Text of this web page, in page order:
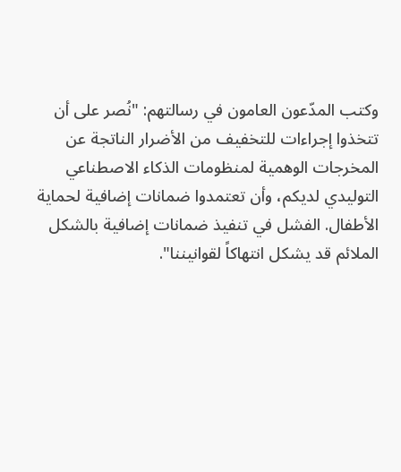
وكتب المدّعون العامون في رسالتهم: "نُصر على أن
تتخذوا إجراءات للتخفيف من الأضرار الناتجة عن
المخرجات الوهمية لمنظومات الذكاء الاصطناعي
التوليدي لديكم، وأن تعتمدوا ضمانات إضافية لحماية
الأطفال. الفشل في تنفيذ ضمانات إضافية بالشكل
الملائم قد يشكل انتهاكاً لقوانيننا".